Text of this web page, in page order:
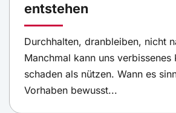
entstehen
Durchhalten, dranbleiben, nicht
Manchmal kann uns verbissenes
schaden als nützen. Wann es
Vorhaben bewusst...